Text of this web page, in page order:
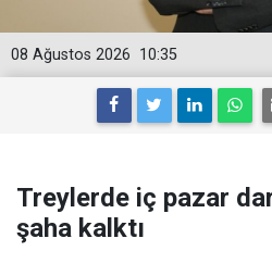
10:35
08 Ağustos 2026
Treylerde iç pazar
şaha kalktı